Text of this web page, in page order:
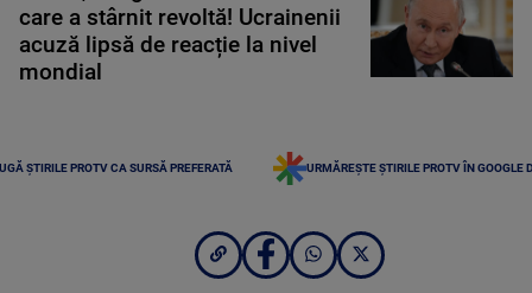
care a stârnit revoltă! Ucrainenii
acuză lipsă de reacție la nivel
mondial
ȘTIRILE PROTV CA SURSĂ PREFERATĂ URMĂREȘTE ȘTIRILE PROTV ÎN GOOGLE